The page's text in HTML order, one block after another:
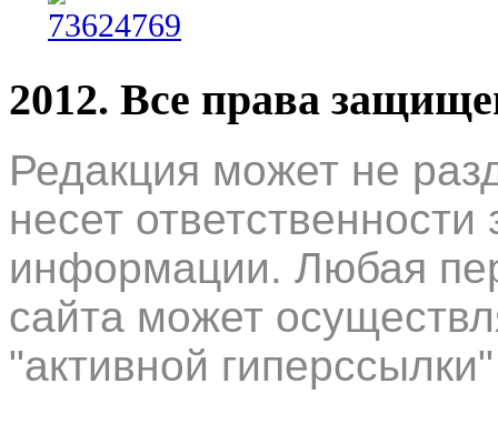
2012. Все права
Редакция может не
несет
информации. Любая
сайта может
"активной